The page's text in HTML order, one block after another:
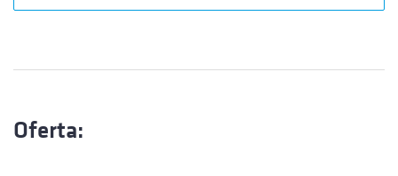
Oferta: